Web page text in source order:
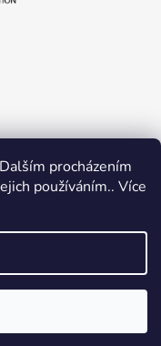
procházením
používáním.. Více
osobních údajů
práva vyhrazena.